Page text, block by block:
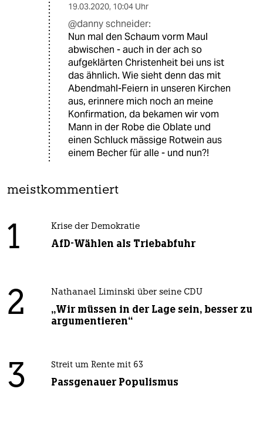
19.03.2020, 10:04 Uhr
@danny schneider:
Nun mal den Schaum vorm Maul
abwischen - auch in der ach so
aufgeklärten Christenheit bei uns ist
das ähnlich. Wie sieht denn das mit
Abendmahl-Feiern in unseren Kirchen
aus, erinnere mich noch an meine
Konfirmation, da bekamen wir vom
Mann in der Robe die Oblate und
einen Schluck mässige Rotwein aus
einem Becher für alle - und nun?!
meistkommentiert
1 Krise der Demokratie
AfD-Wählen als Triebabfuhr
2 Nathanael Liminski über seine CDU
„Wir müssen in der Lage sein, besser zu
argumentieren“
3 Streit um Rente mit 63
Passgenauer Populismus